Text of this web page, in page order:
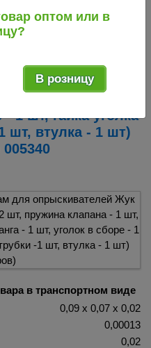
№3 (кольцо
пружина клапана
1 шт, гайка уголка
шт, втулка - 1 шт)
в транспортном виде
0,09 х 0,07 х 0,02
0,00013
0,02
оптом или в
В розницу